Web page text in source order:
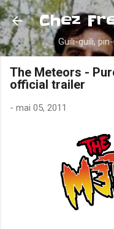
Chez
Guili-guili,
The Meteors -
official trailer
- mai 05, 2011